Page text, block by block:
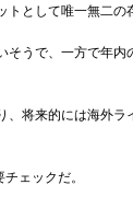
として唯一無二の
うで、一方で年
将来的には海外
ェックだ。